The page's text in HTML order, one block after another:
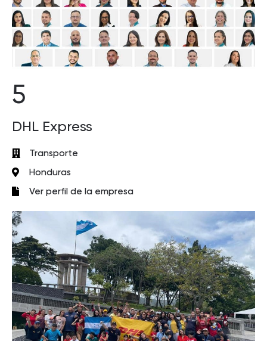
5
DHL Express
Transporte
Honduras
Ver perfil de la empresa